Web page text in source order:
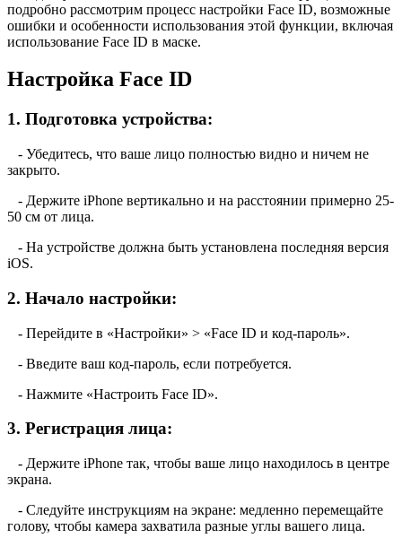
подробно рассмотрим процесс настройки Face ID, возможные
ошибки и особенности использования этой функции, включая
использование Face ID в маске.
Настройка Face ID
1. Подготовка устройства:
- Убедитесь, что ваше лицо полностью видно и ничем не
закрыто.
- Держите iPhone вертикально и на расстоянии примерно 25-
50 см от лица.
- На устройстве должна быть установлена последняя версия
iOS.
2. Начало настройки:
- Перейдите в «Настройки» > «Face ID и код-пароль».
- Введите ваш код-пароль, если потребуется.
- Нажмите «Настроить Face ID».
3. Регистрация лица:
- Держите iPhone так, чтобы ваше лицо находилось в центре
экрана.
- Следуйте инструкциям на экране: медленно перемещайте
голову, чтобы камера захватила разные углы вашего лица.